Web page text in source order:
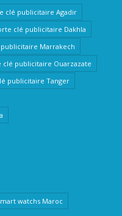
clé publicitaire Agadir
clé publicitaire Dakhla
Marrakech
clé publicitaire Ouarzazate
publicitaire Tanger
watchs Maroc